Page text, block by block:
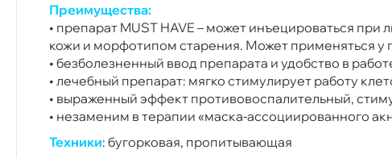
Преимущества:
• препарат MUST HAVE – может инъецироваться
кожи и морфотипом старения. Может применяться у
• безболезненный ввод препарата и удобство в
• лечебный препарат: мягко стимулирует работу
• выраженный эффект противовоспалительный,
• незаменим в терапии «маска-ассоциированного
Техники: бугорковая, пропитывающая